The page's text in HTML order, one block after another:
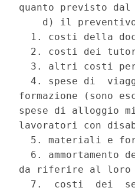
quanto previsto
d) il
1. costi della
2. costi dei
3. altri costi
4. spese di
formazione (sono
spese di alloggio
lavoratori con
5. materiali e
6. ammortamento
da riferire al loro
7.  costi  dei